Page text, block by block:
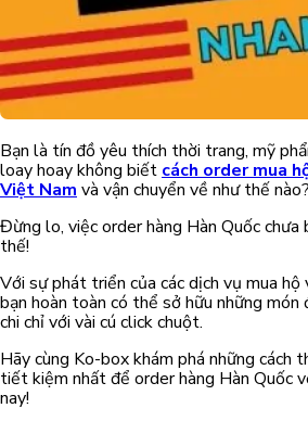
Bạn là tín đồ yêu thích thời trang, mỹ
loay hoay không biết cách order mua
Việt Nam và vận chuyển về như thế
Đừng lo, việc order hàng Hàn Quốc chưa
thế!
Với sự phát triển của các dịch vụ mua hộ
bạn hoàn toàn có thể sở hữu những
chi chỉ với vài cú click chuột.
Hãy cùng Ko-box khám phá những cách
tiết kiệm nhất để order hàng Hàn Quốc
nay!